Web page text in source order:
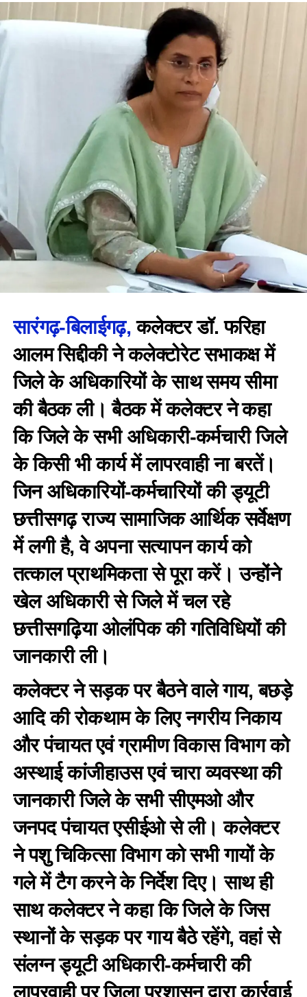
सारंगढ़-बिलाईगढ़, कलेक्टर डॉ. फरिहा
आलम सिद्दीकी ने कलेक्टोरेट सभाकक्ष में
जिले के अधिकारियों के साथ समय सीमा
की बैठक ली। बैठक में कलेक्टर ने कहा
कि जिले के सभी अधिकारी-कर्मचारी जिले
के किसी भी कार्य में लापरवाही ना बरतें।
जिन अधिकारियों-कर्मचारियों की ड्यूटी
छत्तीसगढ़ राज्य सामाजिक आर्थिक सर्वेक्षण
में लगी है, वे अपना सत्यापन कार्य को
तत्काल प्राथमिकता से पूरा करें। उन्होंने
खेल अधिकारी से जिले में चल रहे
छत्तीसगढ़िया ओलंपिक की गतिविधियों की
जानकारी ली।
कलेक्टर ने सड़क पर बैठने वाले गाय, बछड़े
आदि की रोकथाम के लिए नगरीय निकाय
और पंचायत एवं ग्रामीण विकास विभाग को
अस्थाई कांजीहाउस एवं चारा व्यवस्था की
जानकारी जिले के सभी सीएमओ और
जनपद पंचायत एसीईओ से ली। कलेक्टर
ने पशु चिकित्सा विभाग को सभी गायों के
गले में टैग करने के निर्देश दिए। साथ ही
साथ कलेक्टर ने कहा कि जिले के जिस
स्थानों के सड़क पर गाय बैठे रहेंगे, वहां से
संलग्न ड्यूटी अधिकारी-कर्मचारी की
लापरवाही पर जिला प्रशासन द्वारा कार्रवाई